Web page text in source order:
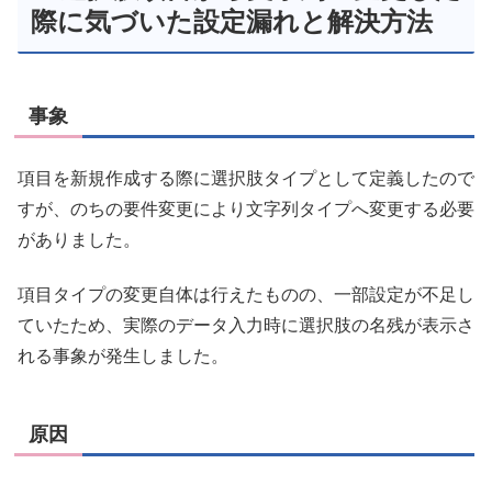
際に気づいた設定漏れと解決方法
事象
項目を新規作成する際に選択肢タイプとして定義したので
すが、のちの要件変更により文字列タイプへ変更する必要
がありました。
項目タイプの変更自体は行えたものの、一部設定が不足し
ていたため、実際のデータ入力時に選択肢の名残が表示さ
れる事象が発生しました。
原因